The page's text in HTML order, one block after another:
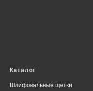
Каталог
Шлифовальные щетки